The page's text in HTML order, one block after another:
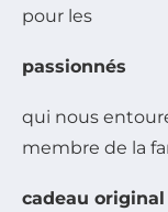
pour les
passionnés
qui nous
membre de la
cadeau original